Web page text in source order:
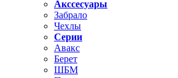
Акссесуары
Забрало
Чехлы
Серии
Авакс
Берет
ШБМ